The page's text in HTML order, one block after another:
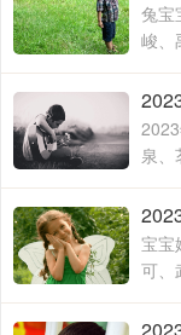
兔宝
峻、
林、
明、
泉、
涵、
然、
宝宝
可、
武楚
诺、